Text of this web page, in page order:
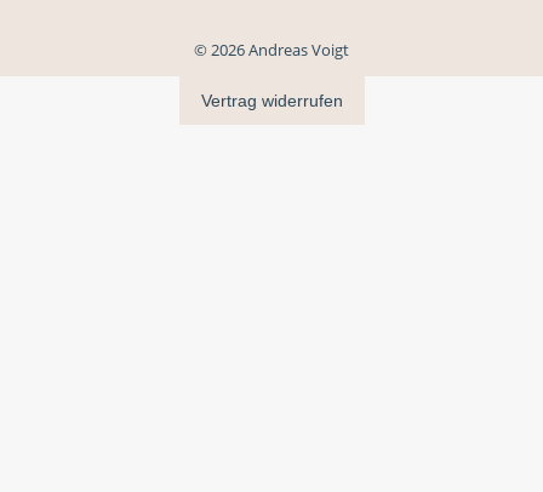
© 2026 Andreas Voigt
Vertrag widerrufen